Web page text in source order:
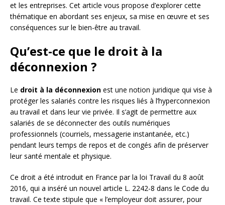
et les entreprises. Cet article vous propose d’explorer cette
thématique en abordant ses enjeux, sa mise en œuvre et ses
conséquences sur le bien-être au travail.
Qu’est-ce que le droit à la
déconnexion ?
Le droit à la déconnexion est une notion juridique qui vise à
protéger les salariés contre les risques liés à l’hyperconnexion
au travail et dans leur vie privée. Il s’agit de permettre aux
salariés de se déconnecter des outils numériques
professionnels (courriels, messagerie instantanée, etc.)
pendant leurs temps de repos et de congés afin de préserver
leur santé mentale et physique.
Ce droit a été introduit en France par la loi Travail du 8 août
2016, qui a inséré un nouvel article L. 2242-8 dans le Code du
travail. Ce texte stipule que « l’employeur doit assurer, pour